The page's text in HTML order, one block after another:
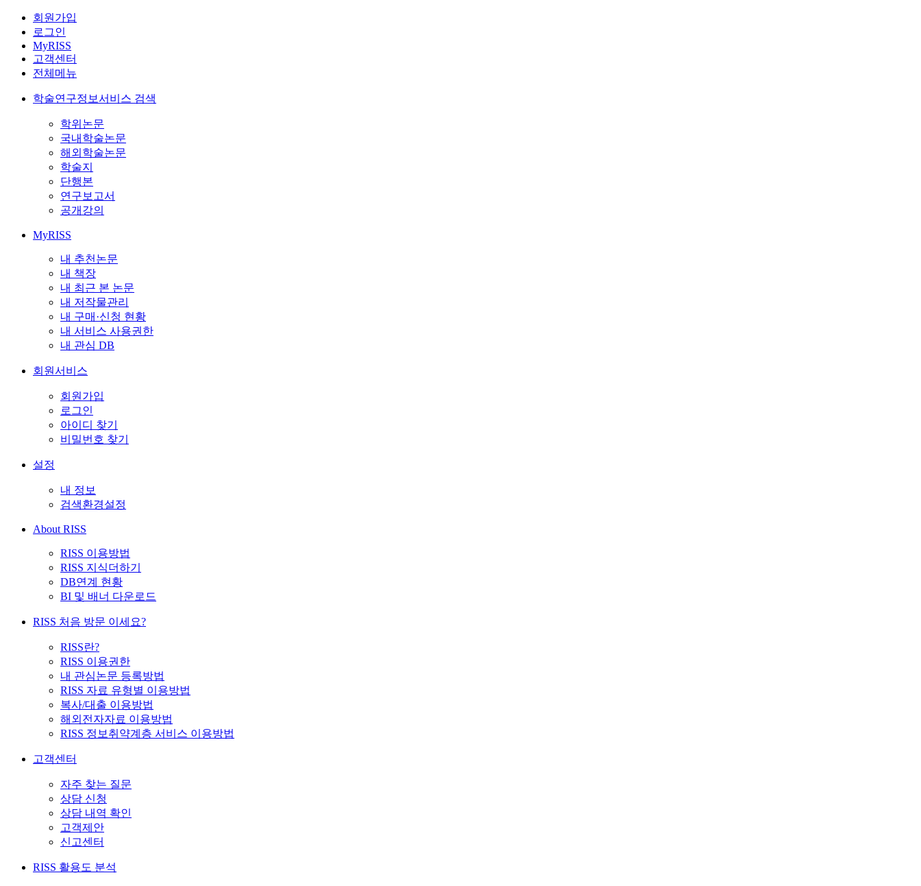
회원가입
로그인
MyRISS
고객센터
전체메뉴
학술연구정보서비스 검색
학위논문
국내학술논문
해외학술논문
학술지
단행본
연구보고서
공개강의
MyRISS
내 추천논문
내 책장
내 최근 본 논문
내 저작물관리
내 구매·신청 현황
내 서비스 사용권한
내 관심 DB
회원서비스
회원가입
로그인
아이디 찾기
비밀번호 찾기
설정
내 정보
검색환경설정
About RISS
RISS 이용방법
RISS 지식더하기
DB연계 현황
BI 및 배너 다운로드
RISS 처음 방문 이세요?
RISS란?
RISS 이용권한
내 관심논문 등록방법
RISS 자료 유형별 이용방법
복사/대출 이용방법
해외전자자료 이용방법
RISS 정보취약계층 서비스 이용방법
고객센터
자주 찾는 질문
상담 신청
상담 내역 확인
고객제안
신고센터
RISS 활용도 분석